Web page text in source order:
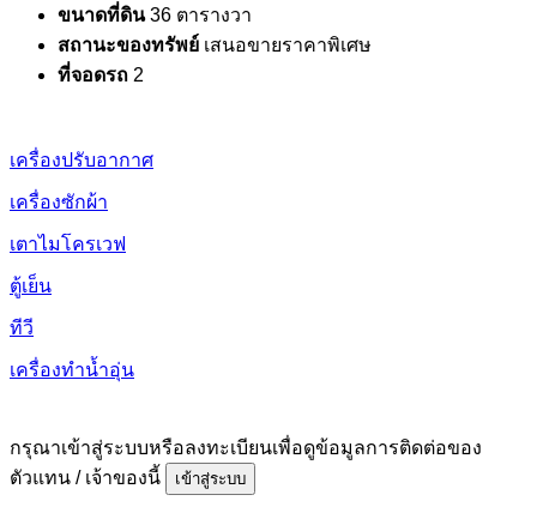
ขนาดที่ดิน 36 ตารางวา
สถานะของทรัพย์ เสนอขายราคาพิเศษ
ที่จอดรถ 2
เครื่องปรับอากาศ
เครื่องซักผ้า
เตาไมโครเวฟ
ตู้เย็น
ทีวี
เครื่องทำน้ำอุ่น
กรุณาเข้าสู่ระบบหรือลงทะเบียนเพื่อดูข้อมูลการติดต่อของ
ตัวแทน / เจ้าของนี้
เข้าสู่ระบบ